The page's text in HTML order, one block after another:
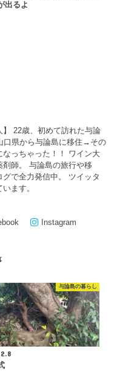
出るよ
】 22歳、初めて訪れた与論
口県から与論島に移住→その
なっちゃった！！ ワイン大
師。 与論島の旅行や移
で全力発信中。 ツイッタ
ます。
Instagram
与論島の暮らし